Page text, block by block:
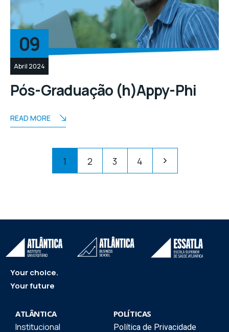
09
Abril 2024
Pós-Graduação (h)Appy-Phi
READ MORE
1 2 3 4
Your choice.
Your future
ATLÂNTICA
Institucional
POLÍTICAS
Política de Privacidade